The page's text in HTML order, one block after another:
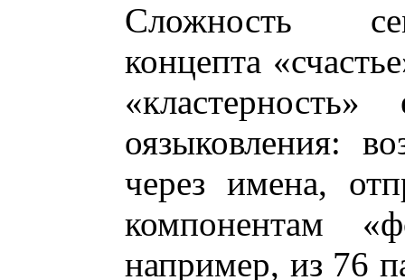
Сложность
концепта
«кластерность»
оязыковления:
через имена,
компонентам
например, из 76